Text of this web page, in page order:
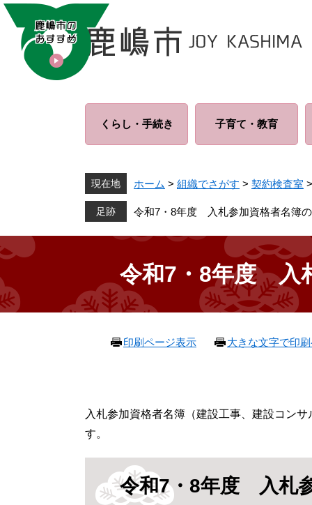
ペ
メ
くらし・ 手続き 子育て・ 教育
現在地 ホーム > 組織でさがす > 契約検査室
令和7・8年度 入札参加資格者名簿
令和7・8年度 入
印刷ページ表示 大きな文字で印
入札参加資格者名簿（建設工事、建設コン
す。
令和7・8年度 入札